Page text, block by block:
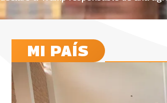
MI PAÍS